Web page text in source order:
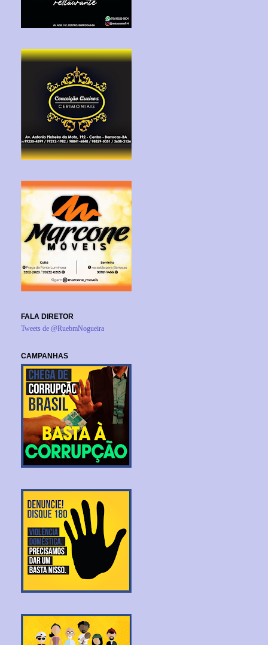
FALA DIRETOR
Tweets de @RuebmNogueira
CAMPANHAS